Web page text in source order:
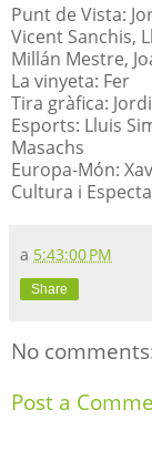
Punt de Vista:
Vicent Sanchis,
Millán Mestre,
La vinyeta: Fer
Tira gràfica:
Esports: Lluis
Masachs
Europa-Món:
Cultura i
a 5:43:00 PM
Share
No
Post a